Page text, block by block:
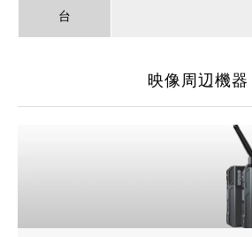
台
映像周辺機器